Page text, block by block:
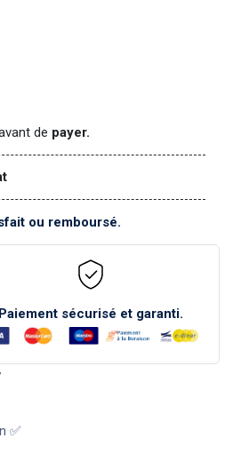
de payer.
ou remboursé.
Paiement sécurisé et garanti.
✅